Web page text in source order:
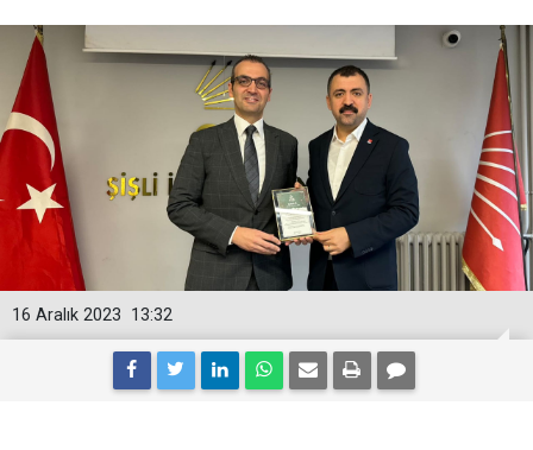
13:32
16 Aralık 2023